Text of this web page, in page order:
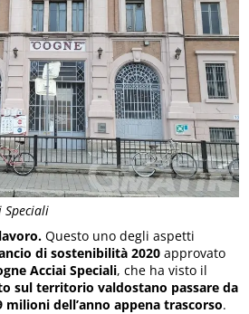
Speciali
Questo uno degli aspetti
di sostenibilità 2020 approvato
Acciai Speciali, che ha visto il
sul territorio valdostano passare da
milioni dell’anno appena trascorso.